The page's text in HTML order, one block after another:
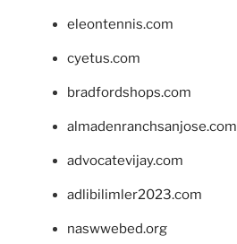
eleontennis.com
cyetus.com
bradfordshops.com
almadenranchsanjose.com
advocatevijay.com
adlibilimler2023.com
naswwebed.org